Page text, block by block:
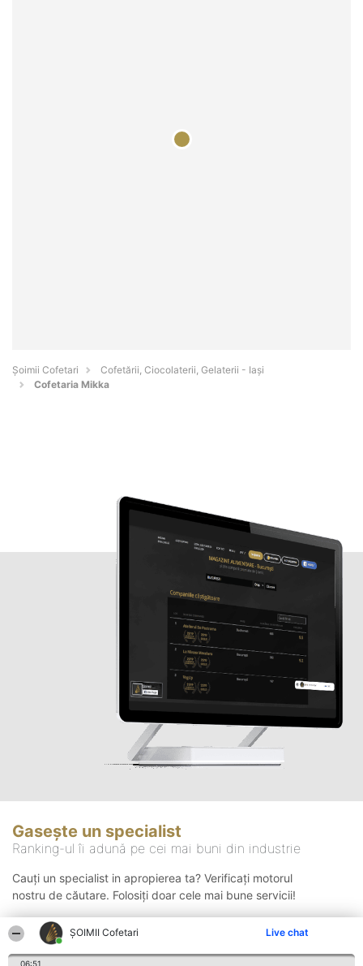
ȘOIMII Cofetari Live chat
06:51
Șoimii Cofetari
Cofetării, Ciocolaterii, Gelaterii - Iaşi
Cofetaria Mikka
Gasește un specialist
Ranking-ul îi adună pe cei mai buni din industrie
Cauți un specialist in apropierea ta? Verificați motorul
nostru de căutare. Folosiți doar cele mai bune servicii!